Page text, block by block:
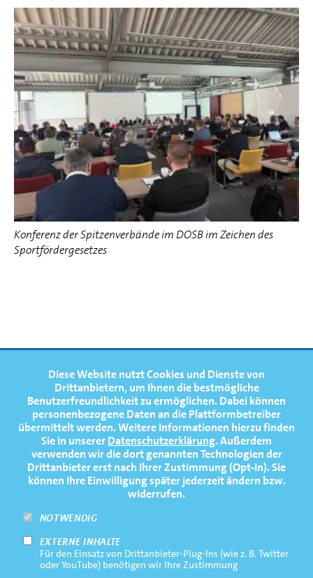
Diese Website nutzt Cookies und Dienste von
Drittanbietern, um Ihnen die bestmögliche
Benutzerfreundlichkeit zu ermöglichen.Dabei können
personenbezogene Daten an die Plattformbetreiber
übermittelt werden. Weitere Informationen hierzu finden
Sie in unsererDatenschutzerklärung. Außerdem
verwenden wir die dort genannten Technologien der
Drittanbieter erst nach Ihrer Zustimmung (Opt-In). Sie
können Ihre Einwilligung später jederzeit ändern bzw.
widerrufen.
NOTWENDIG
EXTERNE INHALTE
Für den Einsatz von Drittanbieter-Plug-Ins (wie z. B. Twitter
oder YouTube) benötigen wir Ihre Zustimmung
Konferenz der Spitzenverbände im DOSB im Zeichen des
Sportfördergesetzes
FOOTERNAVIGATION
NEWS
TERMINE
MEDIATHEK
PRESSE
FAQ
NEWSLETTER
Footernavigation
Bottom
Impressum